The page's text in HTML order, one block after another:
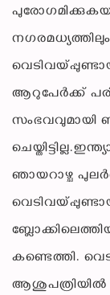
ആറുപേര്‍ക്ക്
സംഭവവുമായി
ഞായറാഴ്ച
കണ്ടെത്തി.
ആശുപത്രിയില്‍